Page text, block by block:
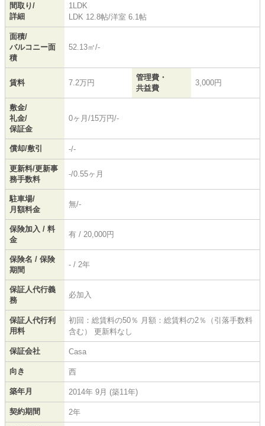
間取り/
詳細
1LDK
LDK 12.8帖/洋室 6.1帖
面積/
バルコニー面
積
52.13㎡/-
賃料 7.2万円
管理費・
共益費
3,000円
敷金/
礼金/
保証金
0ヶ月/15万円/-
償却/敷引 -/-
更新料/更新事
務手数料
-/0.55ヶ月
駐車場/
月額料金
無/-
保険加入 / 料
金
有 / 20,000円
保険名 / 保険
期間
- / 2年
保証人代行義
務
必加入
保証人代行利
用料
初回：総賃料の50％ 月額：総賃料の2％（引落手数料
含む） 更新料なし
保証会社 Casa
向き 西
築年月 2014年 9月 (築11年)
契約期間 2年